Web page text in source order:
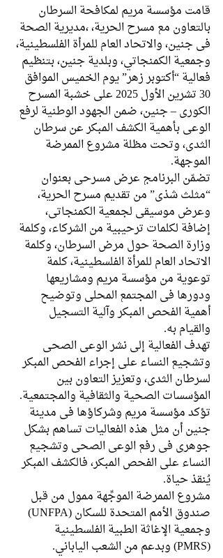
قامت مؤسسة مريم لمكافحة السرطان
بالتعاون مع مسرح الحرية، ،مديرية الصحة
في جنين، والاتحاد العام للمرأة الفلسطينية،
وجمعية الكمنجاتي، وبلدية جنين، بتنظيم
فعالية “أكتوبر زهر” يوم الخميس الموافق
30 تشرين الأول 2025 على خشبة المسرح
الكوري – جنين، ضمن الجهود الوطنية لرفع
الوعي بأهمية الكشف المبكر عن سرطان
الثدي، وتحت مظلة مشروع الممرضة
الموجهة.
تضمّن البرنامج عرض مسرحي بعنوان
“مثلث شذى” من تقديم مسرح الحرية،
وعرض موسيقي لجمعية الكمنجاتي،
إضافة لكلمات ترحيبية من الشركاء، وكلمة
وزارة الصحة حول مرض السرطان، وكلمة
الاتحاد العام للمرأة الفلسطينية، كلمة
توعوية من مؤسسة مريم ومشاريعها
ودورها في المجتمع المحلي وتوضيح
أهمية الفحص المبكر وآلية التسجيل
والقيام به.
تهدف الفعالية إلى نشر الوعي الصحي
وتشجيع النساء على إجراء الفحص المبكر
لسرطان الثدي، وتعزيز التعاون بين
المؤسسات الصحية والثقافية والمجتمعية.
تؤكد مؤسسة مريم وشركاؤها في مدينة
جنين أن مثل هذه الفعاليات تساهم بشكل
جوهري في رفع الوعي الصحي وتشجيع
النساء على الفحص المبكر، فالكشف المبكر
يُنقذ حياة.
مشروع الممرضة الموجِّهة ممول من قبل
صندوق الأمم المتحدة للسكان (UNFPA)
وجمعية الإغاثة الطبية الفلسطينية
(PMRS) وبدعم من الشعب الياباني.